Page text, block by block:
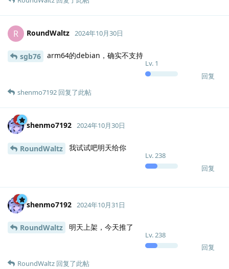
R RoundWaltz
Lv. 1
2024年10月30日
sgb76 arm64的debian，确实不支持
回复
shenmo7192 回复了此帖
shenmo7192
Lv.238
2024年10月30日
RoundWaltz 我试试吧明天给你
回复
shenmo7192
Lv.238
2024年10月31日
RoundWaltz 明天上架，今天推了
回复
RoundWaltz 回复了此帖